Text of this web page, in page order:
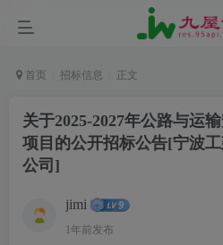
首页 招标信息 正文
关于2025-2027年公路与运
项目的公开招标公告[宁波
公司]
jimi
1年前发布